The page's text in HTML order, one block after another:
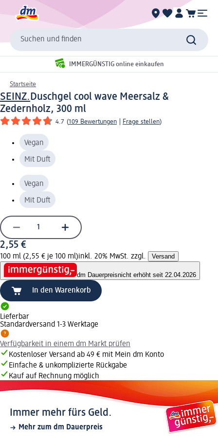
Suchen und finden
IMMERGÜNSTIG online einkaufen
Startseite
SEINZ.Duschgel cool wave Meersalz &
Zedernholz, 300 ml
4.7 (109 Bewertungen Frage stellen)
Vegan
Mit Duft
Vegan
Mit Duft
2,55 €
100 ml (2,55 € je 100 ml)inkl. 20% MwSt. zzgl. Versand
dm Dauerpreisnicht erhöht seit 22.04.2026
In den Warenkorb
Lieferbar
Standardversand 1-3 Werktage
Verfügbarkeit in einem dm Markt prüfen
Kostenloser Versand ab 49 € mit Mein dm Konto
Einfache & unkomplizierte Rückgabe
Kauf auf Rechnung möglich
Immer mehr fürs Geld.
Mehr zum dm Dauerpreis